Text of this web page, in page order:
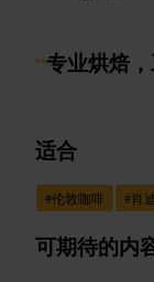
“专业烘焙
适合
#伦敦咖啡 #肖
可期待的内